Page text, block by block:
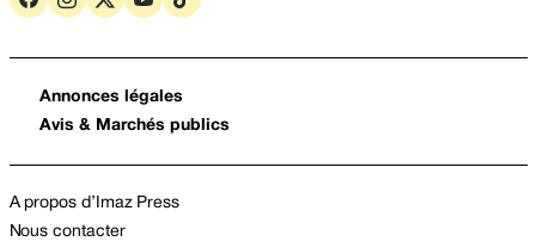
Annonces légales
Avis & Marchés publics
A propos d’Imaz Press
Nous contacter